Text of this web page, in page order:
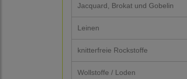
Jacquard, Brokat und Gobelin
Leinen
knitterfreie Rockstoffe
Wollstoffe / Loden